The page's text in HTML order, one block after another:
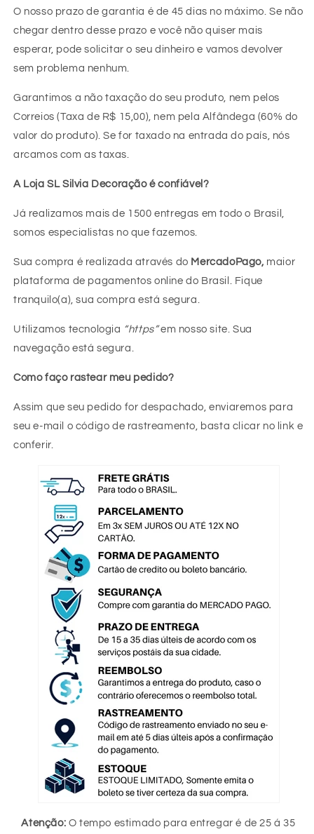
O nosso prazo de garantia é de 45 dias no máximo. Se não
chegar dentro desse prazo e você não quiser mais
esperar, pode solicitar o seu dinheiro e vamos devolver
sem problema nenhum.
Garantimos a não taxação do seu produto, nem pelos
Correios (Taxa de R$ 15,00), nem pela Alfândega (60% do
valor do produto). Se for taxado na entrada do país, nós
arcamos com as taxas.
A Loja SL Silvia Decoração é confiável?
Já realizamos mais de 1500 entregas em todo o Brasil,
somos especialistas no que fazemos.
Sua compra é realizada através do MercadoPago, maior
plataforma de pagamentos online do Brasil. Fique
tranquilo(a), sua compra está segura.
Utilizamos tecnologia “https” em nosso site. Sua
navegação está segura.
Como faço rastear meu pedido?
Assim que seu pedido for despachado, enviaremos para
seu e-mail o código de rastreamento, basta clicar no link e
conferir.
Atenção: O tempo estimado para entregar é de 25 á 35